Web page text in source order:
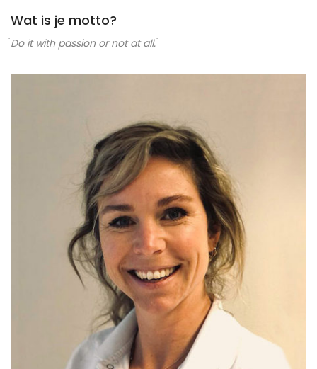
Wat is je motto?
́Do it with passion or not at all. ́